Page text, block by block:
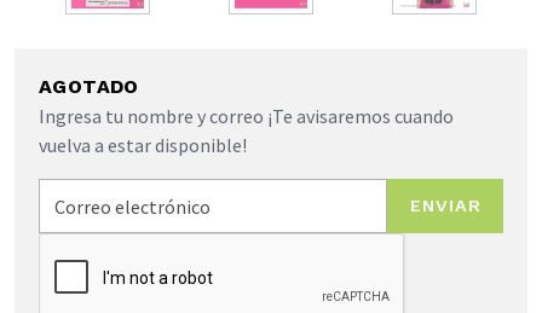
AGOTADO
Ingresa tu nombre y correo ¡Te avisaremos cuando
vuelva a estar disponible!
ENVIAR